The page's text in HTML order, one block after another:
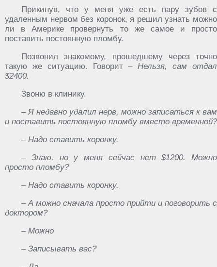
Прикинув, что у меня уже есть пару зубов с
удаленным нервом без коронок, я решил узнать можно
ли в Америке провернуть то же самое и просто
поставить постоянную пломбу.
Позвонил знакомому, прошедшему через точно
такую же ситуацию. Говорит –Нельзя, сам отдал
$2400.
Звоню в клинику.
– Я недавно удалил нерв, можно записаться к вам
и поставить постоянную пломбу вместо временной?
– Надо ставить коронку.
– Знаю, но у меня сейчас нет $1200. Можно
просто пломбу?
– Надо ставить коронку.
– А можно сначала просто прийти и поговорить с
доктором?
– Можно
– Записывать вас?